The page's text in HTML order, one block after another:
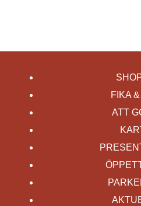
FIKA
ATT